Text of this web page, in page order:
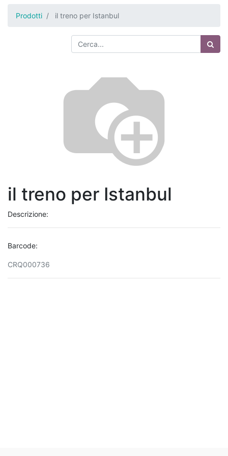
Prodotti il treno per Istanbul
il treno per Istanbul
Descrizione:
Barcode:
CRQ000736